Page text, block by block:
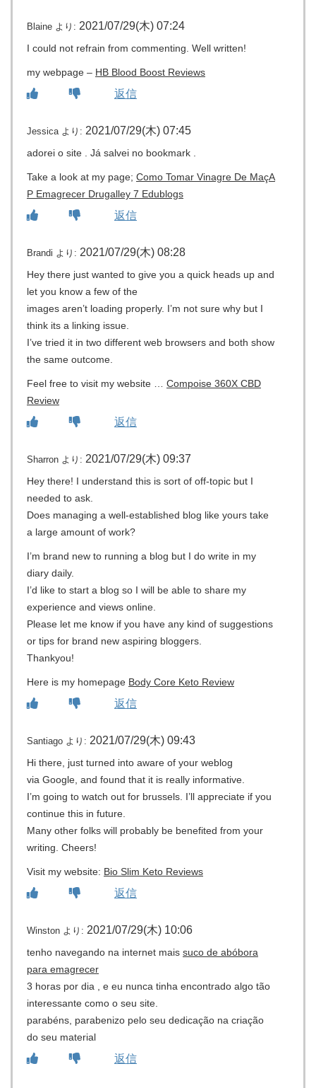
Blaine より: 2021/07/29(木) 07:24
I could not refrain from commenting. Well written!
my webpage – HB Blood Boost Reviews
返信
Jessica より: 2021/07/29(木) 07:45
adorei o site . Já salvei no bookmark .
Take a look at my page; Como Tomar Vinagre De MaçA
P Emagrecer Drugalley 7 Edublogs
返信
Brandi より: 2021/07/29(木) 08:28
Hey there just wanted to give you a quick heads up and
let you know a few of the
images aren’t loading properly. I’m not sure why but I
think its a linking issue.
I’ve tried it in two different web browsers and both show
the same outcome.
Feel free to visit my website … Compoise 360X CBD
Review
返信
Sharron より: 2021/07/29(木) 09:37
Hey there! I understand this is sort of off-topic but I
needed to ask.
Does managing a well-established blog like yours take
a large amount of work?
I’m brand new to running a blog but I do write in my
diary daily.
I’d like to start a blog so I will be able to share my
experience and views online.
Please let me know if you have any kind of suggestions
or tips for brand new aspiring bloggers.
Thankyou!
Here is my homepage Body Core Keto Review
返信
Santiago より: 2021/07/29(木) 09:43
Hi there, just turned into aware of your weblog
via Google, and found that it is really informative.
I’m going to watch out for brussels. I’ll appreciate if you
continue this in future.
Many other folks will probably be benefited from your
writing. Cheers!
Visit my website: Bio Slim Keto Reviews
返信
Winston より: 2021/07/29(木) 10:06
tenho navegando na internet mais suco de abóbora
para emagrecer
3 horas por dia , e eu nunca tinha encontrado algo tão
interessante como o seu site.
parabéns, parabenizo pelo seu dedicação na criação
do seu material
返信